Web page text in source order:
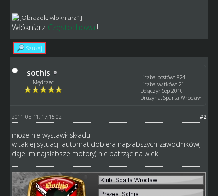
Włókniarz Częstochowa!!!
Szukaj
sothis
Mędrzec
Liczba postów: 824
Liczba wątków: 21
Dołączył: Sep 2010
Drużyna: Sparta Wrocław
#2
2011-05-11, 17:15:02
może nie wystawił składu
w takiej sytuacji automat dobiera najsłabszych zawodników(i
daje im najsłabsze motory) nie patrząc na wiek